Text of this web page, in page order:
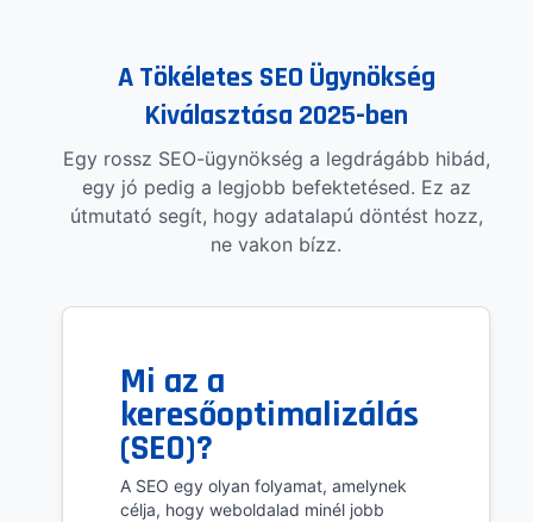
A Tökéletes SEO Ügynökség
Kiválasztása 2025-ben
Egy rossz SEO-ügynökség a legdrágább hibád,
egy jó pedig a legjobb befektetésed. Ez az
útmutató segít, hogy adatalapú döntést hozz,
ne vakon bízz.
Mi az a
keresőoptimalizálás
(SEO)?
A SEO egy olyan folyamat, amelynek
célja, hogy weboldalad minél jobb